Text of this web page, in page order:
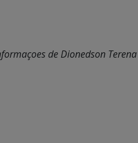
de Dionedson Terena